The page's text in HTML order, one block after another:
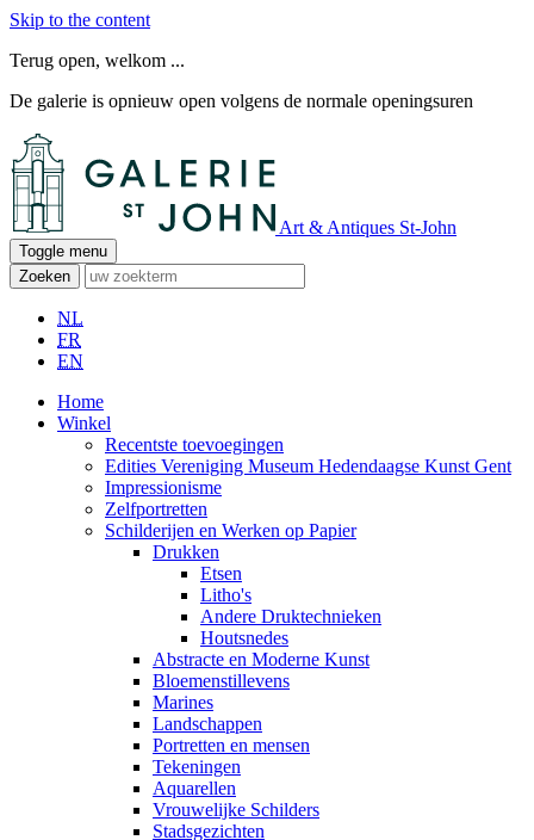
Skip to the content
Terug open, welkom ...
De galerie is opnieuw open volgens de normale openingsuren
Art & Antiques St-John
Toggle menu
Zoeken
NL
FR
EN
Home
Winkel
Recentste toevoegingen
Edities Vereniging Museum Hedendaagse Kunst Gent
Impressionisme
Zelfportretten
Schilderijen en Werken op Papier
Drukken
Etsen
Litho's
Andere Druktechnieken
Houtsnedes
Abstracte en Moderne Kunst
Bloemenstillevens
Marines
Landschappen
Portretten en mensen
Tekeningen
Aquarellen
Vrouwelijke Schilders
Stadsgezichten